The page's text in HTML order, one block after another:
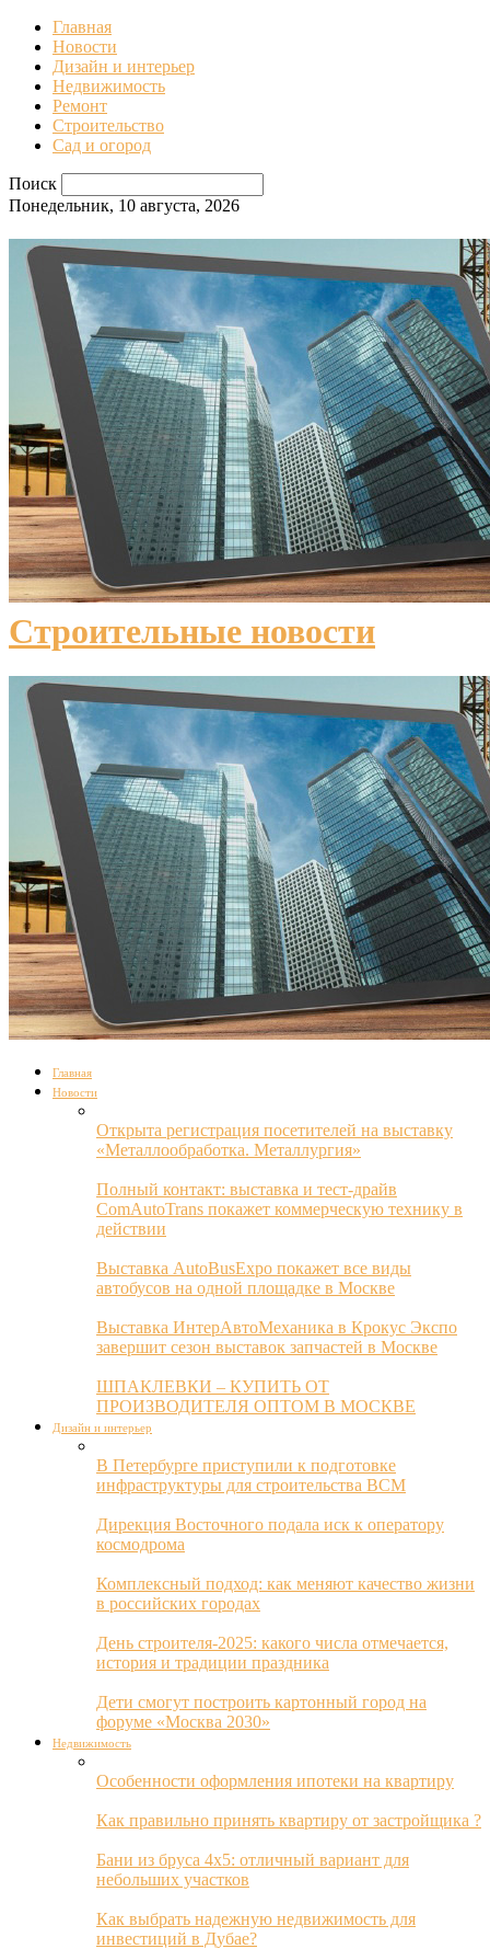
Главная
Новости
Дизайн и интерьер
Недвижимость
Ремонт
Строительство
Сад и огород
Поиск
Понедельник, 10 августа, 2026
Строительные новости
Главная
Новости
Открыта регистрация посетителей на выставку
«Металлообработка. Металлургия»
Полный контакт: выставка и тест-драйв
ComAutoTrans покажет коммерческую технику в
действии
Выставка AutoBusExpo покажет все виды
автобусов на одной площадке в Москве
Выставка ИнтерАвтоМеханика в Крокус Экспо
завершит сезон выставок запчастей в Москве
ШПАКЛЕВКИ – КУПИТЬ ОТ
ПРОИЗВОДИТЕЛЯ ОПТОМ В МОСКВЕ
Дизайн и интерьер
В Петербурге приступили к подготовке
инфраструктуры для строительства ВСМ
Дирекция Восточного подала иск к оператору
космодрома
Комплексный подход: как меняют качество жизни
в российских городах
День строителя-2025: какого числа отмечается,
история и традиции праздника
Дети смогут построить картонный город на
форуме «Москва 2030»
Недвижимость
Особенности оформления ипотеки на квартиру
Как правильно принять квартиру от застройщика ?
Бани из бруса 4х5: отличный вариант для
небольших участков
Как выбрать надежную недвижимость для
инвестиций в Дубае?